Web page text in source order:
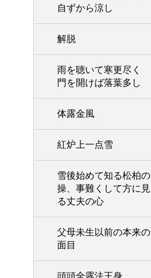
自ずから涼し
解脱
雨を聴いて寒更尽く
門を開けば落葉多し
体露金風
紅炉上一点雪
雪後始めて知る松柏の
操、事難くして方に見
る丈夫の心
父母未生以前の本来の
面目